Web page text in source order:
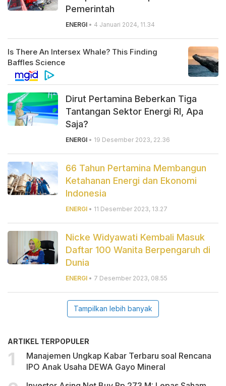
Pemerintah
ENERGI • 4 Januari 2024, 11.34
Dirut Pertamina Beberkan Tiga
Tantangan Sektor Energi RI, Apa
Saja?
ENERGI • 19 Desember 2023, 22.36
66 Tahun Pertamina Membangun
Ketahanan Energi dan Ekonomi
Indonesia
ENERGI • 11 Desember 2023, 13.27
Nicke Widyawati Kembali Masuk
Daftar 100 Wanita Berpengaruh di
Dunia
ENERGI • 7 Desember 2023, 08.55
Tampilkan lebih banyak
ARTIKEL TERPOPULER
Manajemen Ungkap Kabar Terbaru soal Rencana
IPO Anak Usaha DEWA Gayo Mineral